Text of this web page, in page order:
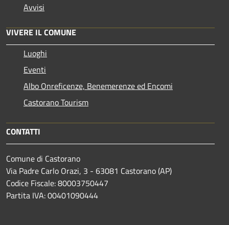
Avvisi
VIVERE IL COMUNE
Luoghi
Eventi
Albo Onreficenze, Benemerenze ed Encomi
Castorano Tourism
CONTATTI
Comune di Castorano
Via Padre Carlo Orazi, 3 - 63081 Castorano (AP)
Codice Fiscale: 80003750447
Partita IVA: 00401090444